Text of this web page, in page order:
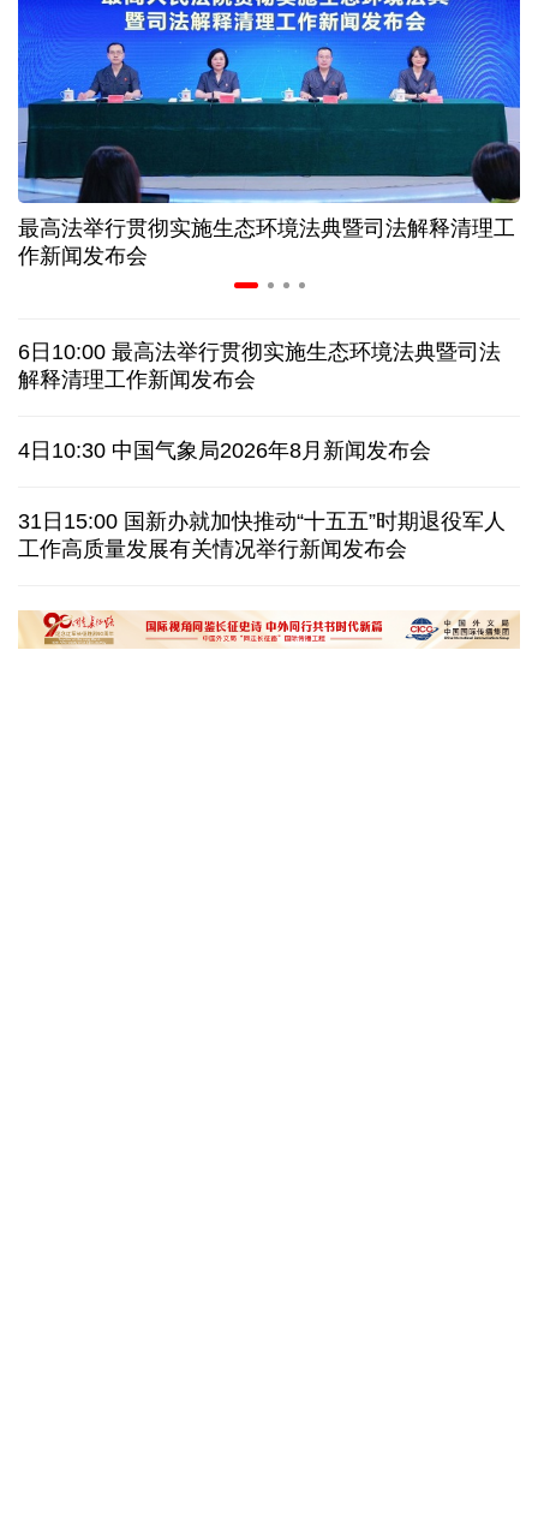
上半年机械工业规上企业实现营业收入同比增长
6.5%
“零关税”实施100天 见证中非合作新气象
高温下用电负荷创新高 解码今夏的清凉底气
活力中国调研行丨弯道超车 如何“皖”美提速
伊朗：与阿曼“接近”达成协议但并不意味重开海峡
一无人机自罗马尼亚方向进入保加利亚领空后爆炸
美国AI频频翻车，智能体自主攻击真人隐患浮上水面
匈牙利执政党宣布提名前最高法院院长为总统候选人
最高法举行贯彻实施生态环境法典暨司法解释清理工
作新闻发布会
6日10:00 最高法举行贯彻实施生态环境法典暨司法
解释清理工作新闻发布会
4日10:30 中国气象局2026年8月新闻发布会
31日15:00 国新办就加快推动“十五五”时期退役军人
工作高质量发展有关情况举行新闻发布会